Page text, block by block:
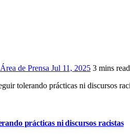
Área de Prensa Jul 11, 2025 3 mins read
prácticas ni discursos racistas